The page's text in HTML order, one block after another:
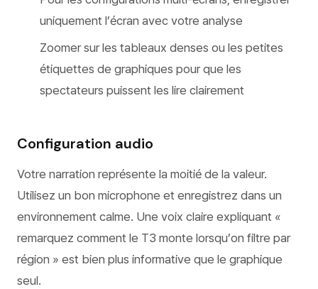
uniquement l’écran avec votre analyse
Zoomer sur les tableaux denses ou les petites
étiquettes de graphiques pour que les
spectateurs puissent les lire clairement
Configuration audio
Votre narration représente la moitié de la valeur.
Utilisez un bon microphone et enregistrez dans un
environnement calme. Une voix claire expliquant «
remarquez comment le T3 monte lorsqu’on filtre par
région » est bien plus informative que le graphique
seul.